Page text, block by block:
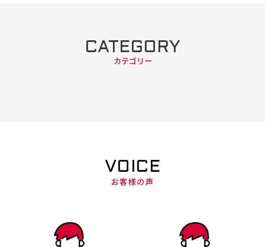
CATEGORY
カテゴリー
VOICE
お客様の声